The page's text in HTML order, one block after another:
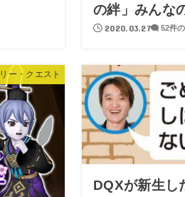
の絆」みんな
2020.03.27 52件
ー・クエスト
DQXが新生し